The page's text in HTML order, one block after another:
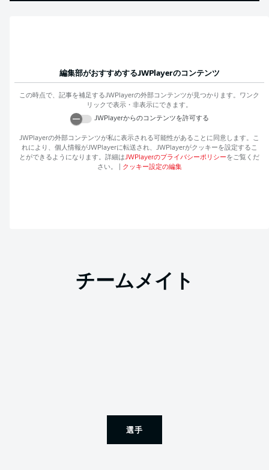
編集部がおすすめするJWPlayerのコンテンツ
この時点で、記事を補足するJWPlayerの外部コンテンツが見つかります。ワンク
リックで表示・非表示にできます。
JWPlayerからのコンテンツを許可する
JWPlayerの外部コンテンツが私に表示される可能性があることに同意します。こ
れにより、個人情報がJWPlayerに転送され、 JWPlayerがクッキーを設定するこ
とができるようになります。詳細はJWPlayerのプライバシーポリシーをご覧くだ
さい。
クッキー設定の編集
チームメイト
選手